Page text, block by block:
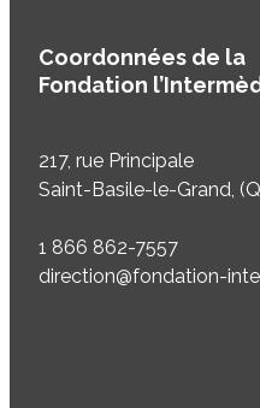
Coordonnées de la
Fondation
217, rue Principale
Saint-Basile-le-Grand,
1 866 862-7557
direction@fondation-